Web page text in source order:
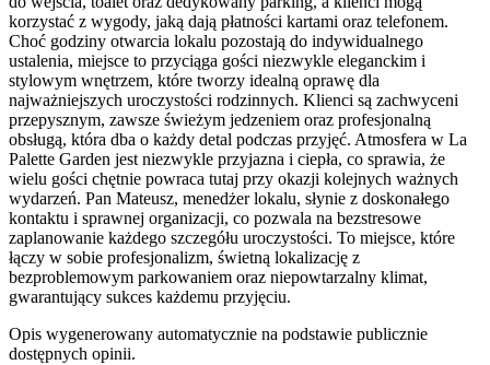
korzystać z wygody, jaką dają płatności kartami oraz telefonem.
Choć godziny otwarcia lokalu pozostają do indywidualnego
ustalenia, miejsce to przyciąga gości niezwykle eleganckim i
stylowym wnętrzem, które tworzy idealną oprawę dla
najważniejszych uroczystości rodzinnych. Klienci są zachwyceni
przepysznym, zawsze świeżym jedzeniem oraz profesjonalną
obsługą, która dba o każdy detal podczas przyjęć. Atmosfera w La
Palette Garden jest niezwykle przyjazna i ciepła, co sprawia, że
wielu gości chętnie powraca tutaj przy okazji kolejnych ważnych
wydarzeń. Pan Mateusz, menedżer lokalu, słynie z doskonałego
kontaktu i sprawnej organizacji, co pozwala na bezstresowe
zaplanowanie każdego szczegółu uroczystości. To miejsce, które
łączy w sobie profesjonalizm, świetną lokalizację z
bezproblemowym parkowaniem oraz niepowtarzalny klimat,
gwarantujący sukces każdemu przyjęciu.
Opis wygenerowany automatycznie na podstawie publicznie
dostępnych opinii.